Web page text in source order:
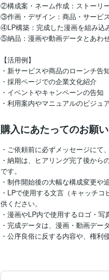
②構成案・ネーム作成：ストーリ
③作画・デザイン：商品・サービ
④LP構築：完成した漫画を組み込
⑤納品：漫画や動画データとあわ
【活用例】
・新サービスや商品のローンチ告
・採用ページでの企業文化紹介
・イベントやキャンペーンの告知
・利用案内やマニュアルのビジュ
購入にあたってのお願い
・ご依頼前に必ずメッセージにて
・納期は、ヒアリング完了後か
です。
・制作開始後の大幅な構成変更や
・LPで使用する文言（キャッチ
供ください。
・漫画やLP内で使用するロゴ・
・完成データは、漫画・動画デー
・公序良俗に反する内容や、権利